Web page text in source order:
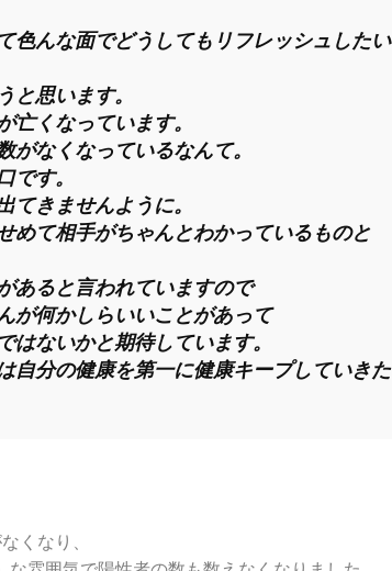
色んな面でどうしてもリフレッシュしたい
と思います。
亡くなっています。
がなくなっているなんて。
です。
てきませんように。
めて相手がちゃんとわかっているものと
あると言われていますので
が何かしらいいことがあって
ないかと期待しています。
自分の健康を第一に健康キープしていきた
くなり、